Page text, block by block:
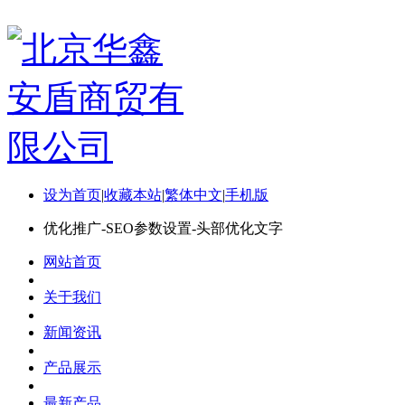
设为首页|收藏本站|繁体中文|手机版
优化推广-SEO参数设置-头部优化文字
网站首页
关于我们
新闻资讯
产品展示